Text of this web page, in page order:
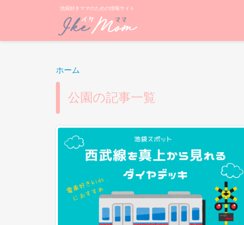
池袋好きママのための情報サイト
ホーム
公園の記事一覧